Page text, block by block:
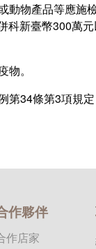
動物產品等應
科新臺幣300萬
。
第34條第3項規
作夥伴
作店家